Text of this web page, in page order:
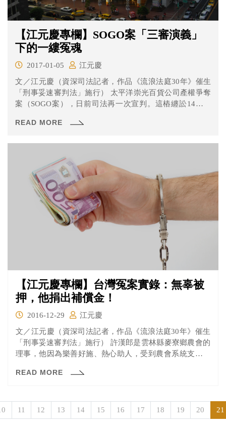
【江元慶專欄】SOGO案「三審演義」
下的一縷冤魂
2017-01-05
江元慶
文／江元慶（資深司法記者，作品《流浪法庭30年》催生
「刑事妥速審判法」施行） 太平洋崇光百貨公司產權爭奪
案（SOGO案），日前司法再一次宣判。這樁纏訟14年的
READ MORE
【江元慶專欄】台灣冤案實錄：無辜被
押，他捐出補償金！
2016-12-29
江元慶
文／江元慶（資深司法記者，作品《流浪法庭30年》催生
「刑事妥速審判法」施行） 許漢郎是雲林縣麥寮鄉農會的
理事，他因為樂善好施、熱心助人，受到農會系統支持，
READ MORE
11 12 13 14 15 16 17 18 19 20 21